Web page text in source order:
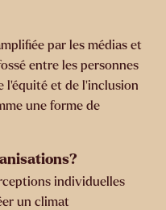
par les médias et
entre les personnes
et de l’inclusion
une forme de
individuelles
un climat